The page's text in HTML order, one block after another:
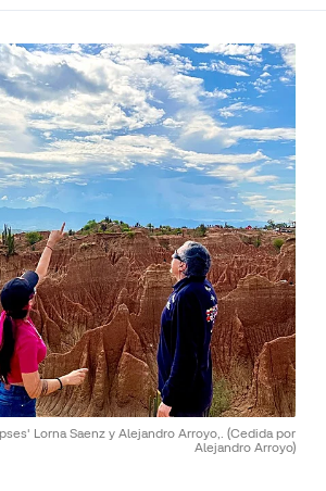
Lorna Saenz y Alejandro Arroyo,. (Cedida por
Alejandro Arroyo)